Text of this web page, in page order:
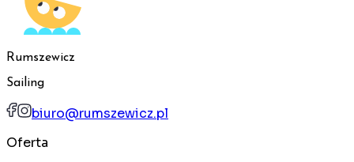
Rumszewicz
Sailing
biuro@rumszewicz.pl
Oferta